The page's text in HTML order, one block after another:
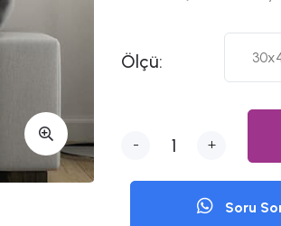
Ölçü:
- +
Soru